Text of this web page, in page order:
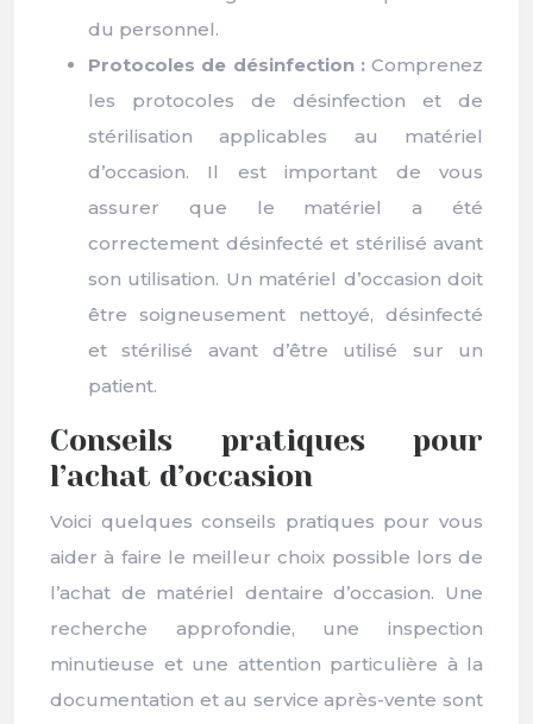
du personnel.
Protocoles de désinfection : Comprenez
les protocoles de désinfection et de
stérilisation applicables au matériel
d’occasion. Il est important de vous
assurer que le matériel a été
correctement désinfecté et stérilisé avant
son utilisation. Un matériel d’occasion doit
être soigneusement nettoyé, désinfecté
et stérilisé avant d’être utilisé sur un
patient.
Conseils pratiques pour
l’achat d’occasion
Voici quelques conseils pratiques pour vous
aider à faire le meilleur choix possible lors de
l’achat de matériel dentaire d’occasion. Une
recherche approfondie, une inspection
minutieuse et une attention particulière à la
documentation et au service après-vente sont